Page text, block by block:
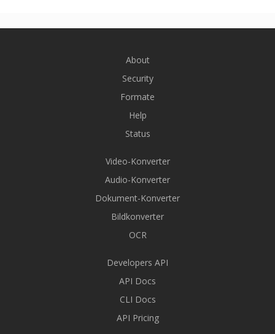
About
Security
Formate
Help
Status
Video-Konverter
Audio-Konverter
Dokument-Konverter
Bildkonverter
OCR
Developers API
API Docs
CLI Docs
API Pricing